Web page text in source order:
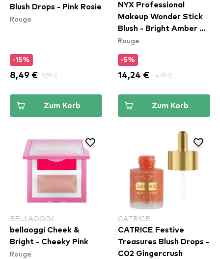
Blush Drops - Pink Rosie
Rouge
-15%
8,49 € 9,99 €
Zum Korb
NYX Professional
Makeup Wonder Stick
Blush - Bright Amber &
Fuschia (WSB05)
Rouge
-5%
14,24 € 14,99 €
Zum Korb
BELLAOGGI
bellaoggi Cheek &
Bright - Cheeky Pink
Rouge
CATRICE
CATRICE Festive
Treasures Blush Drops -
C02 Gingercrush